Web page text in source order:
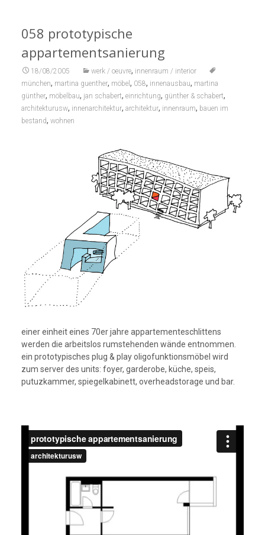
058 prototypische
appartementsanierung
18/08/2005 werk / oeuvre, innenraum / interior
münchen, martina guenther, möbel , 058, innenausbau, martina
günther, möbelbau, jan schabert, einrichtung, günther & schabert,
architekturusw, innenarchitektur, architektur, innenraum, bauen im
bestand, wohnen
einer einheit eines 70er jahre appartementeschlittens
werden die arbeitslos rumstehenden wände entnommen.
ein prototypisches plug & play oligofunktionsmöbel wird
zum server des units: foyer, garderobe, küche, speis,
putuzkammer, spiegelkabinett, overheadstorage und bar.